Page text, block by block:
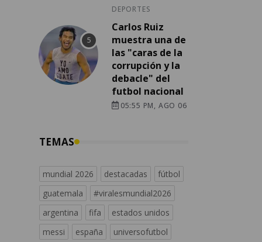
DEPORTES
Carlos Ruiz
muestra una de
las "caras de la
corrupción y la
debacle" del
futbol nacional
05:55 PM, AGO 06
TEMAS
mundial 2026 destacadas
fútbol
guatemala
#viralesmundial2026
argentina
fifa
estados unidos
messi
españa universofutbol